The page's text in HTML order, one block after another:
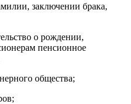
заключении брака,
о рождении,
пенсионное
общества;